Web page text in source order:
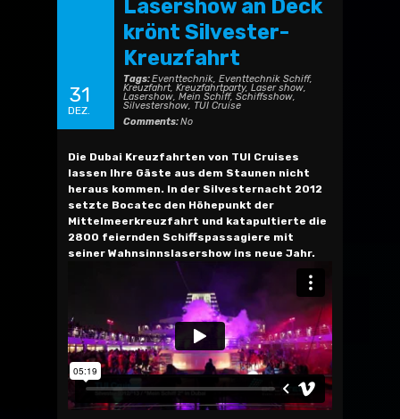
31
DEZ.
Lasershow an Deck
krönt Silvester-
Kreuzfahrt
Tags:Eventtechnik, Eventtechnik Schiff,
Kreuzfahrt, Kreuzfahrtparty, Laser show,
Lasershow, Mein Schiff, Schiffsshow,
Silvestershow, TUI Cruise
Comments:No
Die Dubai Kreuzfahrten von TUI Cruises
lassen Ihre Gäste aus dem Staunen nicht
heraus kommen. In der Silvesternacht 2012
setzte Bocatec den Höhepunkt der
Mittelmeerkreuzfahrt und katapultierte die
2800 feiernden Schiffspassagiere mit
seiner Wahnsinnslasershow ins neue Jahr.